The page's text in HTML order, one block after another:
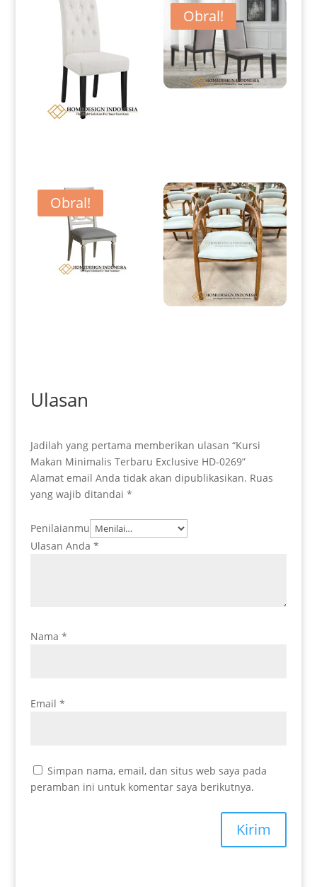
Obral!
Obral!
Ulasan
Jadilah yang pertama memberikan ulasan “Kursi
Makan Minimalis Terbaru Exclusive HD-0269”
Alamat email Anda tidak akan dipublikasikan. Ruas
yang wajib ditandai *
Penilaianmu
Ulasan Anda *
Nama *
Email *
Simpan nama, email, dan situs web saya pada
peramban ini untuk komentar saya berikutnya.
Kirim